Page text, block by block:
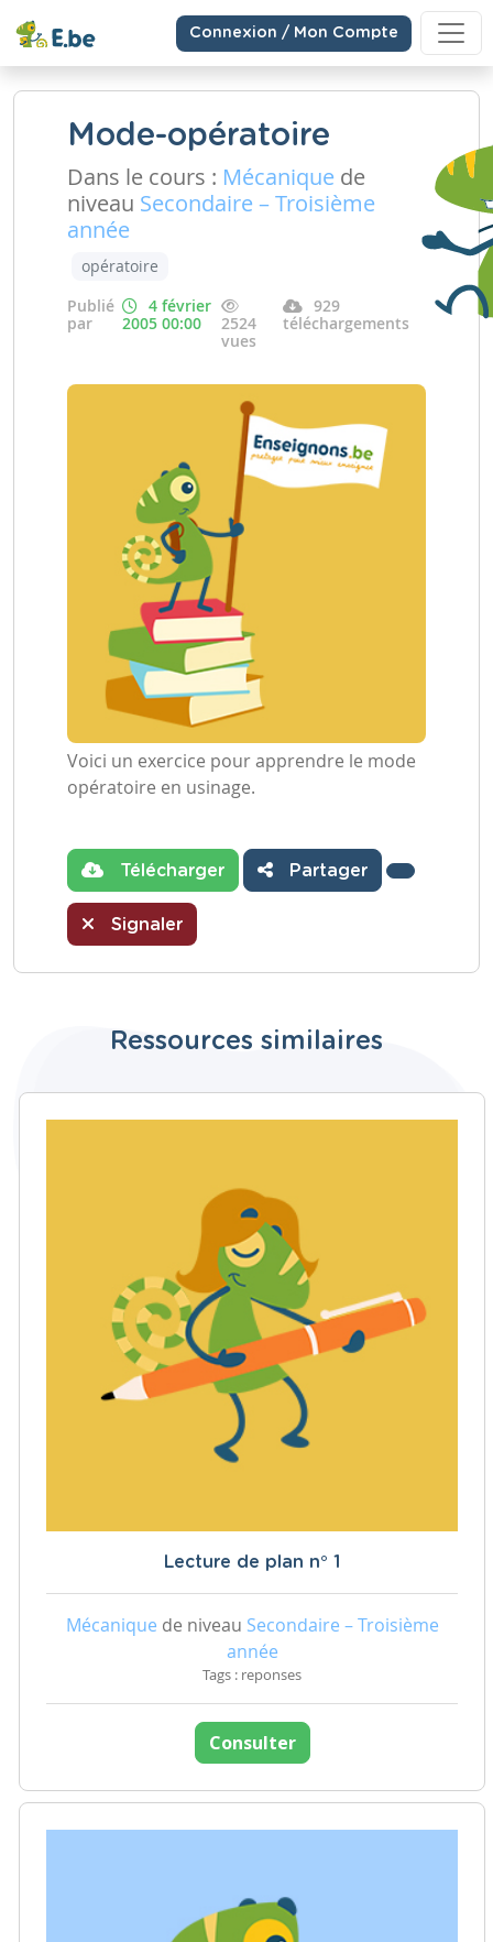
Connexion / Mon Compte
Mode-opératoire
Dans le cours : Mécanique de
niveau Secondaire – Troisième
année
opératoire
Publié
par
4 février
2005 00:00
2524
vues
929
téléchargements
Voici un exercice pour apprendre le mode
opératoire en usinage.
Télécharger Partager
Signaler
Ressources similaires
Lecture de plan n° 1
Mécanique de niveau Secondaire – Troisième
année
Tags : reponses
Consulter